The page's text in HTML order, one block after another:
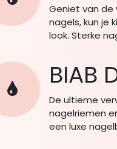
Geniet van de
nagels, kun je
look. Sterke
BIAB
De ultieme
nagelriemen
een luxe